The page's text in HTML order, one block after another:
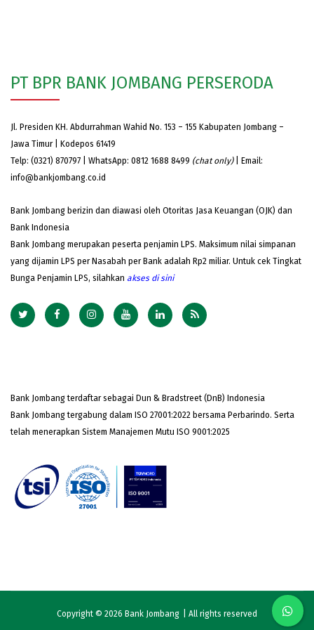
PT BPR BANK JOMBANG PERSERODA
Jl. Presiden KH. Abdurrahman Wahid No. 153 – 155 Kabupaten Jombang –
Jawa Timur | Kodepos 61419
Telp: (0321) 870797 | WhatsApp: 0812 1688 8499 (chat only)| Email:
info@bankjombang.co.id
Bank Jombang berizin dan diawasi oleh Otoritas Jasa Keuangan (OJK) dan
Bank Indonesia
Bank Jombang merupakan peserta penjamin LPS. Maksimum nilai simpanan
yang dijamin LPS per Nasabah per Bank adalah Rp2 miliar. Untuk cek Tingkat
Bunga Penjamin LPS, silahkan akses di sini
Bank Jombang terdaftar sebagai Dun & Bradstreet (DnB) Indonesia
Bank Jombang tergabung dalam ISO 27001:2022 bersama Perbarindo. Serta
telah menerapkan Sistem Manajemen Mutu ISO 9001:2025
Copyright © 2026 Bank Jombang | All rights reserved